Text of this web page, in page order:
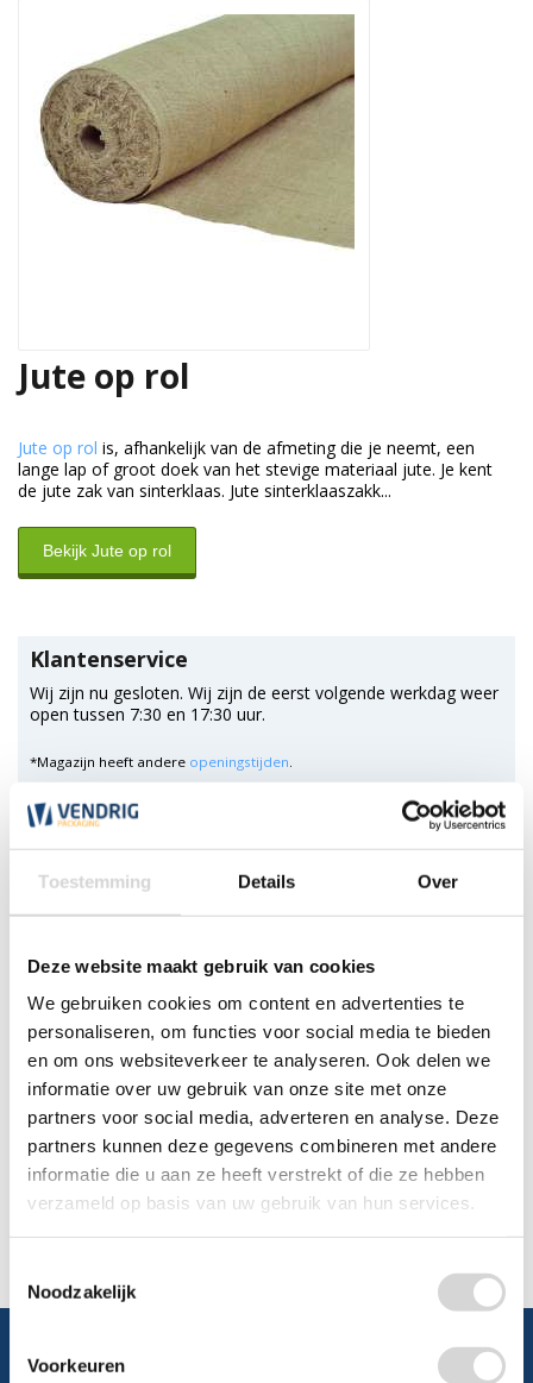
Toestemming Details Over
Deze website maakt gebruik van cookies
We gebruiken cookies om content en advertenties te
personaliseren, om functies voor social media te bieden
en om ons websiteverkeer te analyseren. Ook delen we
informatie over uw gebruik van onze site met onze
partners voor social media, adverteren en analyse. Deze
partners kunnen deze gegevens combineren met andere
informatie die u aan ze heeft verstrekt of die ze hebben
verzameld op basis van uw gebruik van hun services.
Noodzakelijk
Voorkeuren
Jute op rol
Jute op rol is, afhankelijk van de afmeting die je neemt, een
lange lap of groot doek van het stevige materiaal jute. Je kent
de jute zak van sinterklaas. Jute sinterklaaszakk...
Bekijk Jute op rol
Klantenservice
Wij zijn nu gesloten. Wij zijn de eerst volgende werkdag weer
open tussen 7:30 en 17:30 uur.
*Magazijn heeft andere openingstijden.
WhatsApp 0348 479195
Mailen
Offerte aanvragen Vraag een speciale prijs op bij ons, wij
kijken naar de mogelijkheden.